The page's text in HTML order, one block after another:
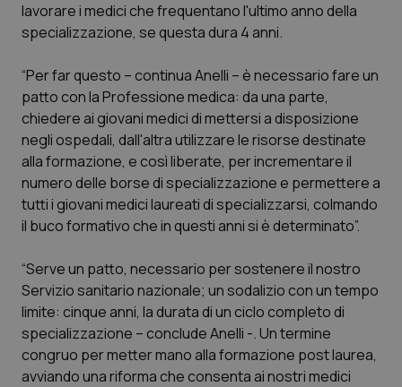
QS Pro
Professionisti Sanitari.AI
Abruzzo
Basilicata
Calabria
Campania
Emilia-Romagna
Friuli Venezia Giulia
QS Pro Gold
Artrite & artrosi
Asma & BPCO
Car-T
Colesterolo & coronaropatie
Dermatite Atopica
QS Club Newsletter
lavorare i medici che frequentano l'ultimo anno della
specializzazione, se questa dura 4 anni.
“Per far questo – continua Anelli – è necessario fare un
patto con la Professione medica: da una parte,
chiedere ai giovani medici di mettersi a disposizione
negli ospedali, dall'altra utilizzare le risorse destinate
alla formazione, e così liberate, per incrementare il
numero delle borse di specializzazione e permettere a
tutti i giovani medici laureati di specializzarsi, colmando
il buco formativo che in questi anni si è determinato”.
“Serve un patto, necessario per sostenere il nostro
Servizio sanitario nazionale; un sodalizio con un tempo
limite: cinque anni, la durata di un ciclo completo di
specializzazione – conclude Anelli -. Un termine
congruo per metter mano alla formazione post laurea,
avviando una riforma che consenta ai nostri medici